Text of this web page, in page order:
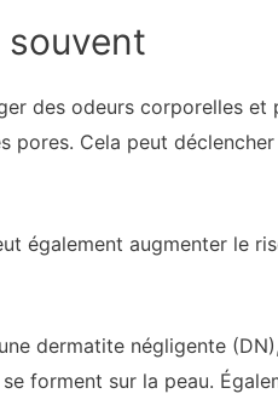
souvent
des odeurs corporelles et
Cela peut
également augmenter le
dermatite négligente
forment sur la peau.